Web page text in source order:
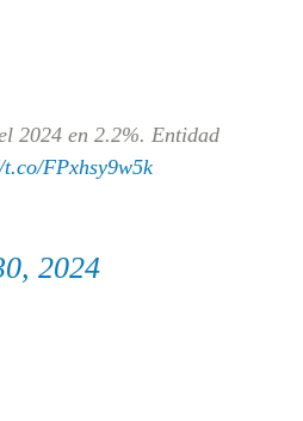
2024 en 2.2%. Entidad
FPxhsy9w5k
2024